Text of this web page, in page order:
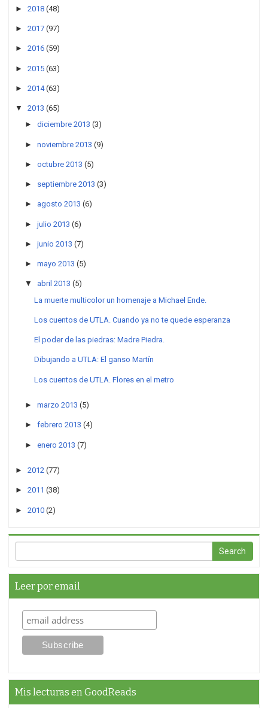
► 2018 (48)
► 2017 (97)
► 2016 (59)
► 2015 (63)
► 2014 (63)
▼ 2013 (65)
► diciembre 2013 (3)
► noviembre 2013 (9)
► octubre 2013 (5)
► septiembre 2013 (3)
► agosto 2013 (6)
► julio 2013 (6)
► junio 2013 (7)
► mayo 2013 (5)
▼ abril 2013 (5)
La muerte multicolor un homenaje a Michael Ende.
Los cuentos de UTLA. Cuando ya no te quede esperanza
El poder de las piedras: Madre Piedra.
Dibujando a UTLA: El ganso Martín
Los cuentos de UTLA. Flores en el metro
► marzo 2013 (5)
► febrero 2013 (4)
► enero 2013 (7)
► 2012 (77)
► 2011 (38)
► 2010 (2)
Leer por email
Mis lecturas en GoodReads